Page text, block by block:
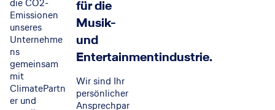
die CO2-
Emissionen
unseres
Unternehme
ns
gemeinsam
mit
ClimatePartn
er und
für die
Musik-
und
Entertainmentindustrie.
Wir sind Ihr
persönlicher
Ansprechpar